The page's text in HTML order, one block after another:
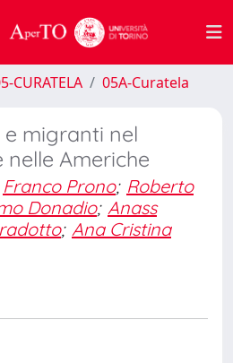
CURATELA 05A-Curatela
e migranti nel
Americhe
Franco Prono; Roberto
Donadio; Anass
; Ana Cristina